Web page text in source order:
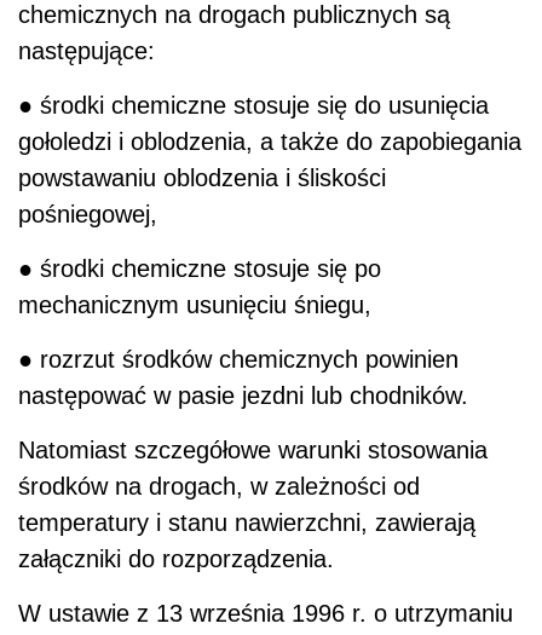
chemicznych na drogach publicznych są
następujące:
● środki chemiczne stosuje się do usunięcia
gołoledzi i oblodzenia, a także do zapobiegania
powstawaniu oblodzenia i śliskości
pośniegowej,
● środki chemiczne stosuje się po
mechanicznym usunięciu śniegu,
● rozrzut środków chemicznych powinien
następować w pasie jezdni lub chodników.
Natomiast szczegółowe warunki stosowania
środków na drogach, w zależności od
temperatury i stanu nawierzchni, zawierają
załączniki do rozporządzenia.
W ustawie z 13 września 1996 r. o utrzymaniu